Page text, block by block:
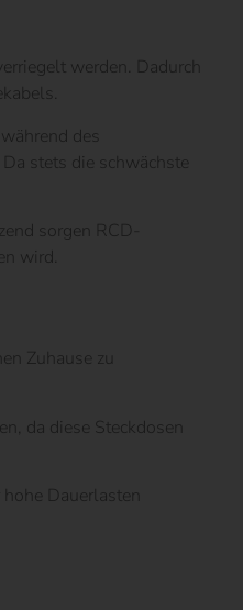
werden. Dadurch
des
stets die schwächste
sorgen RCD-
wird.
Zuhause zu
da diese Steckdosen
Dauerlasten